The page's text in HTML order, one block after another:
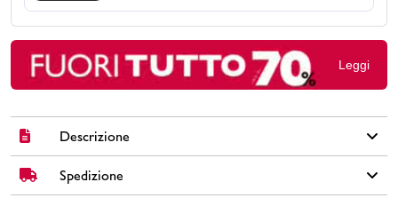
Gift card
Leggi
Descrizione
Il set regalo Carrera da uomo è l'abbinamento perfetto di stile
e praticità, ideale per ogni occasione. Include un portafoglio bi-
Spedizione